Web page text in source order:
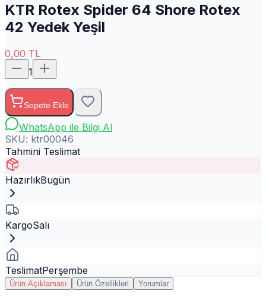
KTR Rotex Spider 64 Shore Rotex
42 Yedek Yeşil
0,00 TL
1
Sepete Ekle
WhatsApp ile Bilgi Al
SKU: ktr00046
Tahmini Teslimat
HazırlıkBugün
KargoSalı
TeslimatPerşembe
Ürün Açıklaması Ürün Özellikleri Yorumlar